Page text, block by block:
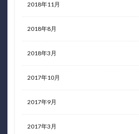
2018年11月
2018年8月
2018年3月
2017年10月
2017年9月
2017年3月